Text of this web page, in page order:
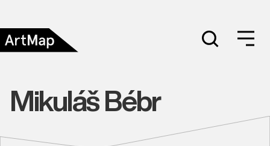
Mikuláš Bébr